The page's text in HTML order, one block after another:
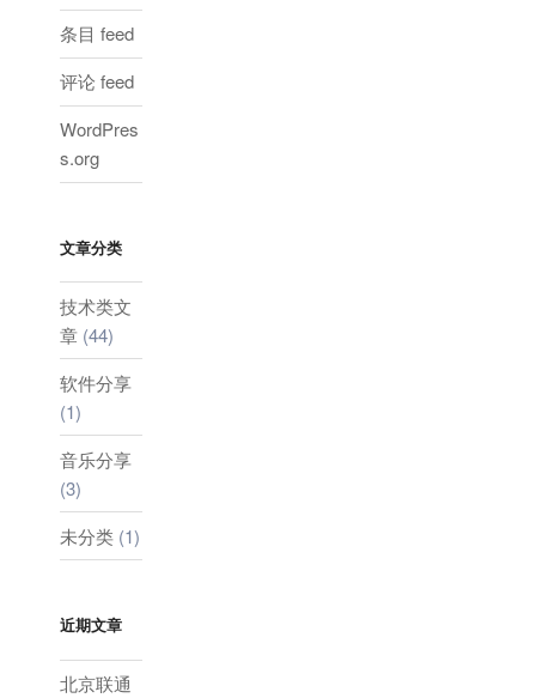
条目 feed
评论 feed
WordPres
s.org
文章分类
技术类文
章 (44)
软件分享
(1)
音乐分享
(3)
未分类 (1)
近期文章
北京联通